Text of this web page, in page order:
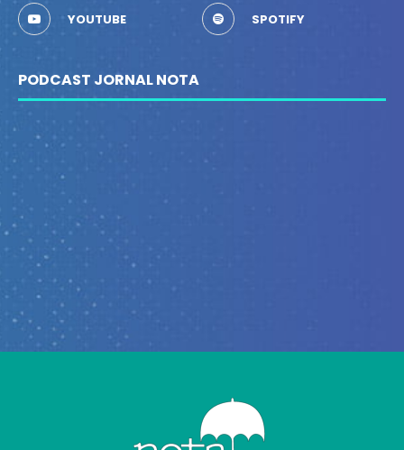
YOUTUBE SPOTIFY
PODCAST JORNAL NOTA